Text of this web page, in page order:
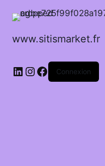
www.sitismarket.fr
LinkedIn
Instagram
Facebook
Connexion